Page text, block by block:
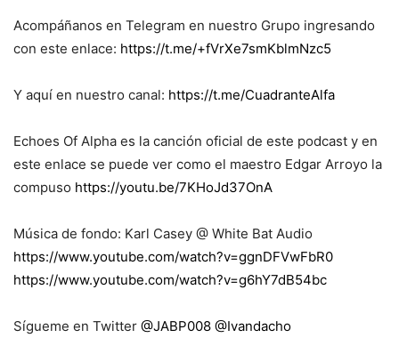
Acompáñanos en Telegram en nuestro Grupo ingresando
con este enlace: https://t.me/+fVrXe7smKblmNzc5
Y aquí en nuestro canal: https://t.me/CuadranteAlfa
Echoes Of Alpha es la canción oficial de este podcast y en
este enlace se puede ver como el maestro Edgar Arroyo la
compuso https://youtu.be/7KHoJd37OnA
Música de fondo: Karl Casey @ White Bat Audio
https://www.youtube.com/watch?v=ggnDFVwFbR0
https://www.youtube.com/watch?v=g6hY7dB54bc
Sígueme en Twitter @JABP008 @Ivandacho